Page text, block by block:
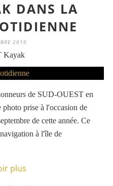
DANS LA
2010
Kayak
de SUD-OUEST en
prise à l'occasion de
de cette année. Ce
à l'île de
plus